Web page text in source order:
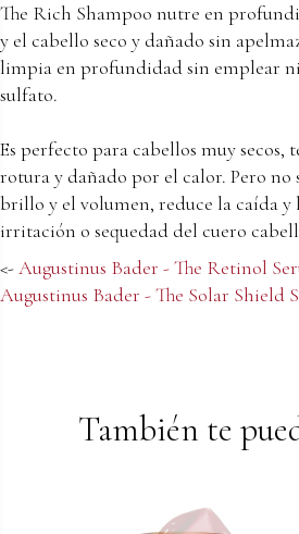
The Rich Shampoo nutre en
y el cabello seco y dañado sin
limpia en profundidad sin emplear
sulfato.
Es perfecto para cabellos muy secos,
rotura y dañado por el calor. Pero no
brillo y el volumen, reduce la caída y
irritación o sequedad del cuero
<-Augustinus Bader - The Retinol
Augustinus Bader - The Solar Shield
También te